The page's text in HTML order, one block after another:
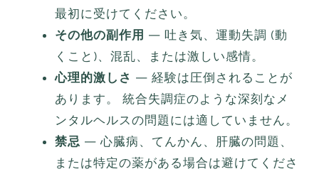
最初に受けてください。
その他の副作用 — 吐き気、運動失調 (動
くこと)、混乱、または激しい感情。
心理的激しさ — 経験は圧倒されることが
あります。 統合失調症のような深刻なメ
ンタルヘルスの問題には適していません。
禁忌 — 心臓病、てんかん、肝臓の問題、
または特定の薬がある場合は避けてくださ